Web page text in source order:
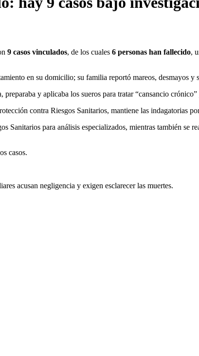
9 casos vinculados, de los cuales 6 personas han fallecido,
en su domicilio; su familia reportó mareos, desmayos y
y aplicaba los sueros para tratar “cansancio
contra Riesgos Sanitarios, mantiene las indagatorias
Sanitarios para análisis especializados, mientras también se
casos.
acusan negligencia y exigen esclarecer las muertes.